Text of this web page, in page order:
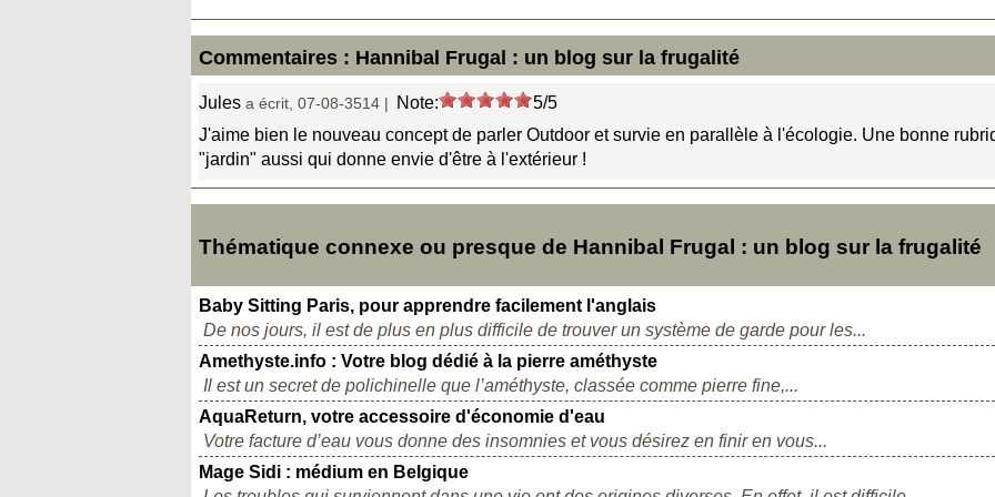
Commentaires : Hannibal Frugal : un blog sur la frugalité
Jules a écrit, 07-08-3514 | Note:
5/5
J'aime bien le nouveau concept de parler Outdoor et survie en parallèle à l'écologie. Une bonne
"jardin" aussi qui donne envie d'être à l'extérieur !
Thématique connexe ou presque de Hannibal Frugal : un blog sur la frugalité
Baby Sitting Paris, pour apprendre facilement l'anglais
De nos jours, il est de plus en plus difficile de trouver un système de garde pour les...
Amethyste.info : Votre blog dédié à la pierre améthyste
Il est un secret de polichinelle que l’améthyste, classée comme pierre fine,...
AquaReturn, votre accessoire d'économie d'eau
Votre facture d’eau vous donne des insomnies et vous désirez en finir en vous...
Mage Sidi : médium en Belgique